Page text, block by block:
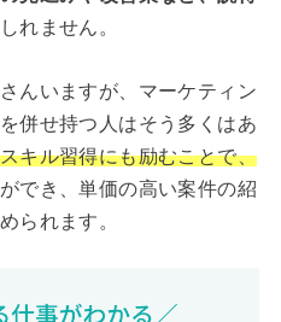
れません。
んいますが、マーケティン
併せ持つ人はそう多くはあ
キル習得にも励むことで、
ができ、単価の高い案件の紹
られます。